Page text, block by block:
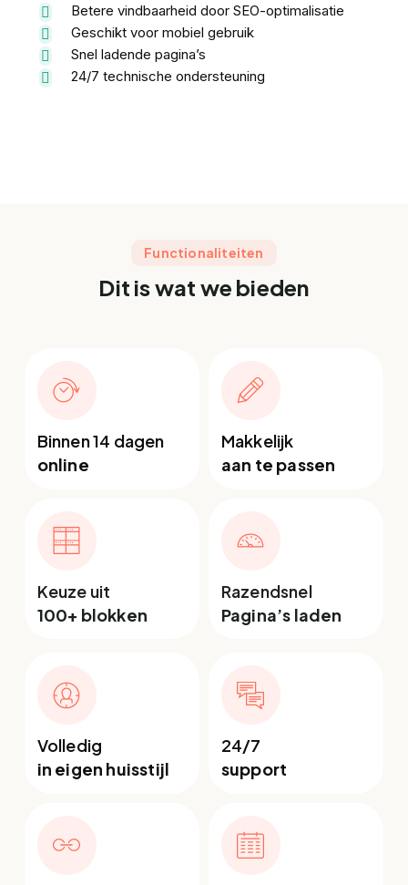
Betere vindbaarheid door SEO-optimalisatie
Geschikt voor mobiel gebruik
Snel ladende pagina’s
24/7 technische ondersteuning
Functionaliteiten
Dit is wat we bieden
Binnen 14 dagen
online
Makkelijk
aan te passen
Keuze uit
100+ blokken
Razendsnel
Pagina’s laden
Volledig
in eigen huisstijl
24/7
support